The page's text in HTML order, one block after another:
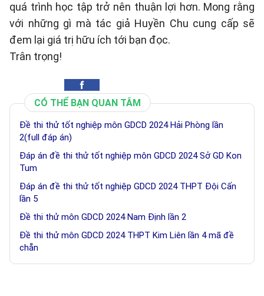
quá trình học tập trở nên thuận lợi hơn. Mong rằng
với những gì mà tác giả Huyền Chu cung cấp sẽ
đem lại giá trị hữu ích tới bạn đọc.
Trân trọng!
CÓ THỂ BẠN QUAN TÂM
Đề thi thử tốt nghiệp môn GDCD 2024 Hải Phòng lần
2(full đáp án)
Đáp án đề thi thử tốt nghiệp môn GDCD 2024 Sở GD Kon
Tum
Đáp án đề thi thử tốt nghiệp GDCD 2024 THPT Đội Cấn
lần 5
Đề thi thử môn GDCD 2024 Nam Định lần 2
Đề thi thử môn GDCD 2024 THPT Kim Liên lần 4 mã đề
chẵn